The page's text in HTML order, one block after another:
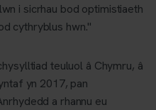
i sicrhau bod optimistiaeth
cythryblus hwn."
teuluol â Chymru, â
yn 2017, pan
a rhannu eu